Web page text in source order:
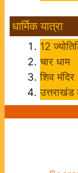
धार्मिक यात्रा
12
चार धाम
शिव मंदिर
उत्तराखंड